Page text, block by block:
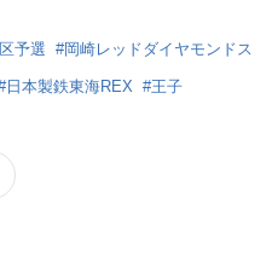
予選 #岡崎レッドダイヤモンドス
日本製鉄東海REX #王子